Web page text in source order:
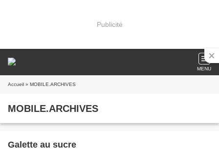
Publicité
MENU
Accueil » MOBILE.ARCHIVES
MOBILE.ARCHIVES
Galette au sucre